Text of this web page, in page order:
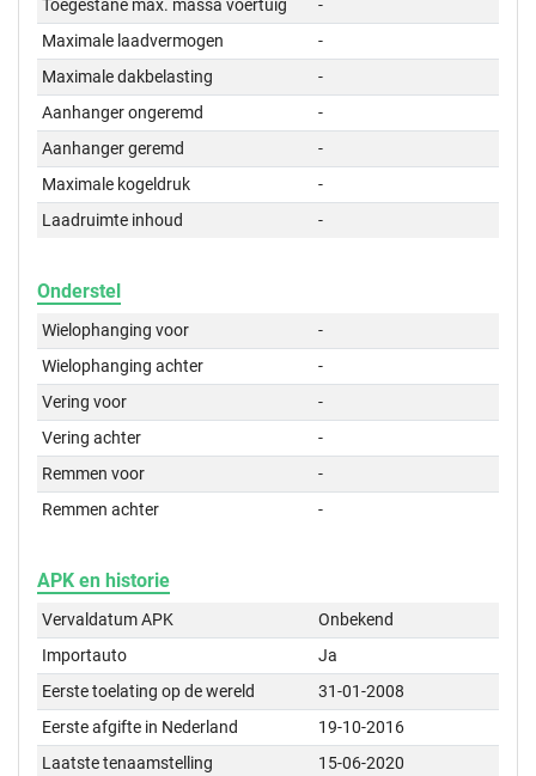
Toegestane max. massa voertuig
-
Maximale laadvermogen
-
Maximale dakbelasting
-
Aanhanger ongeremd
-
Aanhanger geremd
-
Maximale kogeldruk
-
Laadruimte inhoud
-
Onderstel
Wielophanging voor
-
Wielophanging achter
-
Vering voor
-
Vering achter
-
Remmen voor
-
Remmen achter
-
APK en historie
Vervaldatum APK
Onbekend
Importauto
Ja
Eerste toelating op de wereld
31-01-2008
Eerste afgifte in Nederland
19-10-2016
Laatste tenaamstelling
15-06-2020